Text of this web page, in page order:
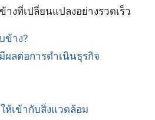
งที่เปลี่ยนแปลงอย่างรวดเร็ว
ข้าง?
ผลต่อการดำเนินธุรกิจ
ห้เข้ากับสิ่งแวดล้อม